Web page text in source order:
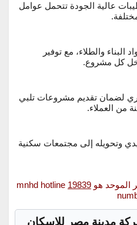
عالية الجودة تتحمل عوامل
البناء والطلاء، مع توفير
كل مشروع.
لضمان تقديم مشروعات تلبي
من العملاء.
وتحويله إلى مجتمعات سكنية
الموحد هو 19839
mnhd hotline
مدينة مصر للاسكان